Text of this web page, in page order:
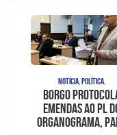
NOTÍCIA, POLÍTICA,
Borgo
emendas ao PL
organograma,